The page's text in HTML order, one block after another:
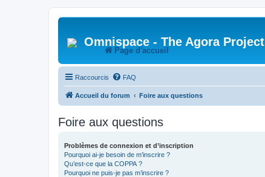
Omnispace - The Agora Project
Page d'accueil
Raccourcis FAQ
Accueil du forum Foire aux questions
Foire aux questions
Problèmes de connexion et d’inscription
Pourquoi ai-je besoin de m’inscrire ?
Qu’est-ce que la COPPA ?
Pourquoi ne puis-je pas m’inscrire ?